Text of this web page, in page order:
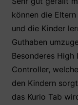
können die
und die Kinder
Guthaben
Besonderes
Controller,
den Kindern
das Kurio Tab